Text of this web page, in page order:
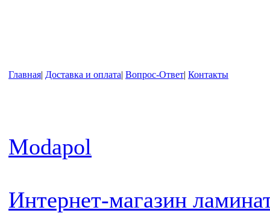
Главная| Доставка и оплата| Вопрос-Ответ| Контакты
Modapol
Интернет-магазин